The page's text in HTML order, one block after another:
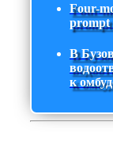
Four-
prompt
В
к